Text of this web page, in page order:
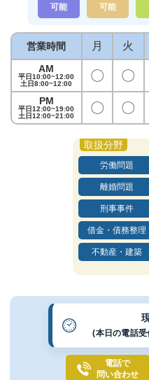
可能
可能
営業時間 月 火
AM
平日10:00~12:00
土日8:00~12:00
〇 〇
PM
平日12:00~19:00
土日12:00~21:00
〇 〇
労働問題
離婚問題
刑事事件
借金・債務整理
不動産・建築
(本日の電話
電話で
問い合わせ